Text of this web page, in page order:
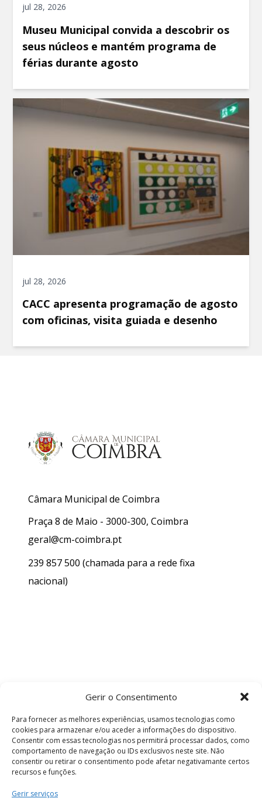
Gerir o Consentimento
Para fornecer as melhores experiências, usamos tecnologias como
cookies para armazenar e/ou aceder a informações do dispositivo.
Consentir com essas tecnologias nos permitirá processar dados, como
comportamento de navegação ou IDs exclusivos neste site. Não
consentir ou retirar o consentimento pode afetar negativamante certos
recursos e funções.
Gerir serviços
jul 28, 2026
Museu Municipal convida a descobrir os
seus núcleos e mantém programa de
férias durante agosto
jul 28, 2026
CACC apresenta programação de agosto
com oficinas, visita guiada e desenho
Câmara Municipal de Coimbra
Praça 8 de Maio - 3000-300, Coimbra
geral@cm-coimbra.pt
239 857 500 (chamada para a rede fixa
nacional)
Termos e Condições